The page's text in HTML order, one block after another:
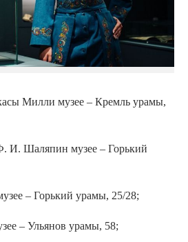
Милли музее – Кремль урамы,
И. Шаляпин музее – Горький
– Горький урамы, 25/28;
– Ульянов урамы, 58;